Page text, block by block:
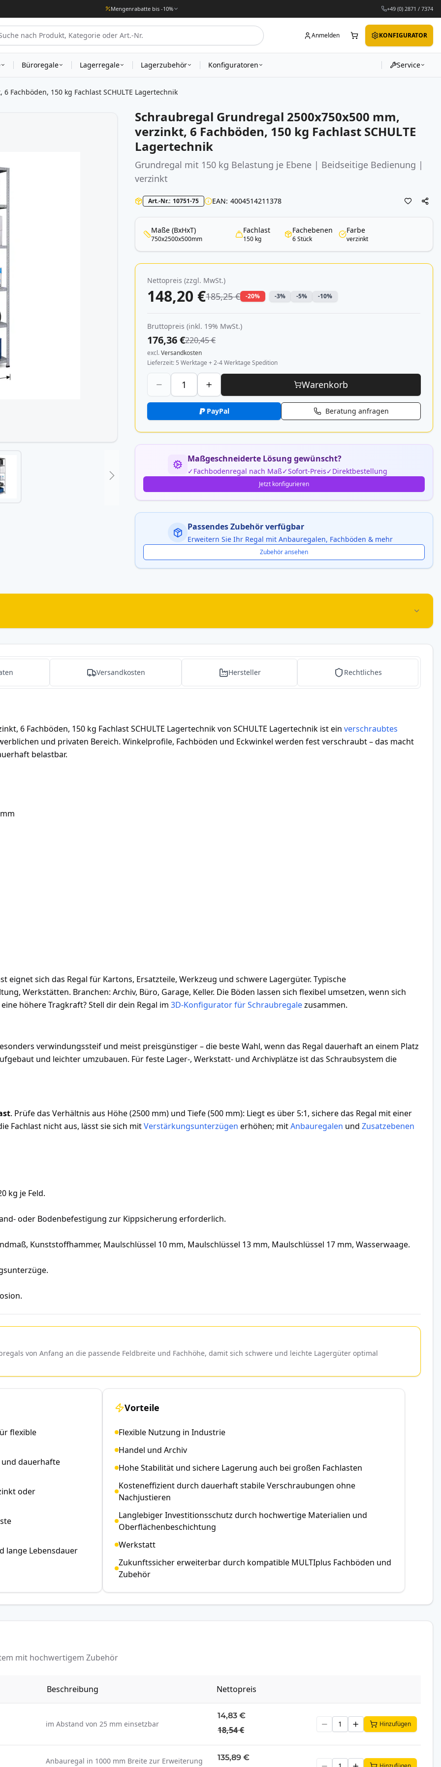
Mengenrabatte bis -10% +49 (0) 2871 / 7374
Anmelden KONFIGURATOR
Büroregale Lagerregale Lagerzubehör Konfiguratoren Service
Fachböden, 150 kg Fachlast SCHULTE Lagertechnik
Schraubregal Grundregal 2500x750x500 mm,
verzinkt, 6 Fachböden, 150 kg Fachlast SCHULTE
Lagertechnik
Grundregal mit 150 kg Belastung je Ebene | Beidseitige Bedienung |
verzinkt
Art.-Nr. 10751-75 EAN 4004514211378
Maße (BxHxT)
750x2500x500mm
Fachlast
150 kg
Fachebenen
6 Stück
Farbe
verzinkt
Nettopreis (zzgl. MwSt.)
148,20 €185,25 € -20% -3% -5% -10%
Bruttopreis (inkl. 19% MwSt.)
176,36 €220,45 €
excl.Versandkosten
Lieferzeit 5 Werktage + 2-4 Werktage Spedition
Warenkorb
PayPal Beratung anfragen
Maßgeschneiderte Lösung gewünscht?
Fachbodenregal nach Maß Sofort-Preis Direktbestellung
Jetzt konfigurieren
Passendes Zubehör verfügbar
Erweitern Sie Ihr Regal mit Anbauregalen, Fachböden & mehr
Zubehör ansehen
Versandkosten Hersteller Rechtliches
6 Fachböden, 150 kg Fachlast SCHULTE Lagertechnik von SCHULTE Lagertechnik ist ein verschraubtes
und privaten Bereich. Winkelprofile, Fachböden und Eckwinkel werden fest verschraubt – das macht
belastbar.
eignet sich das Regal für Kartons, Ersatzteile, Werkzeug und schwere Lagergüter. Typische
Werkstätten. Branchen: Archiv, Büro, Garage, Keller. Die Böden lassen sich flexibel umsetzen, wenn sich
höhere Tragkraft? Stell dir dein Regal im 3D-Konfigurator für Schraubregalezusammen.
verwindungssteif und meist preisgünstiger – die beste Wahl, wenn das Regal dauerhaft an einem Platz
und leichter umzubauen. Für feste Lager-, Werkstatt- und Archivplätze ist das Schraubsystem die
. Prüfe das Verhältnis aus Höhe (2500 mm) und Tiefe (500 mm): Liegt es über 5:1, sichere das Regal mit einer
Fachlast nicht aus, lässt sie sich mitVerstärkungsunterzügen erhöhen; mitAnbauregalen und Zusatzebenen
kg je Feld.
oder Bodenbefestigung zur Kippsicherung erforderlich.
Kunststoffhammer, Maulschlüssel 10 mm, Maulschlüssel 13 mm, Maulschlüssel 17 mm, Wasserwaage.
von Anfang an die passende Feldbreite und Fachhöhe, damit sich schwere und leichte Lagergüter optimal
flexible
und dauerhafte
oder
lange Lebensdauer
Vorteile
Flexible Nutzung in Industrie
Handel und Archiv
Hohe Stabilität und sichere Lagerung auch bei großen Fachlasten
Kosteneffizient durch dauerhaft stabile Verschraubungen ohne
Nachjustieren
Langlebiger Investitionsschutz durch hochwertige Materialien und
Oberflächenbeschichtung
Werkstatt
Zukunftssicher erweiterbar durch kompatible MULTIplus Fachböden und
Zubehör
mit hochwertigem Zubehör
Beschreibung Nettopreis
im Abstand von 25 mm einsetzbar
14,83 €
18,54 €
Hinzufügen
Anbauregal in 1000 mm Breite zur Erweiterung
135,89 €